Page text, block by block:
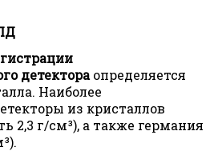
детектораопределяется
Наиболее
из кристаллов
2,3 г/см³), а также германия